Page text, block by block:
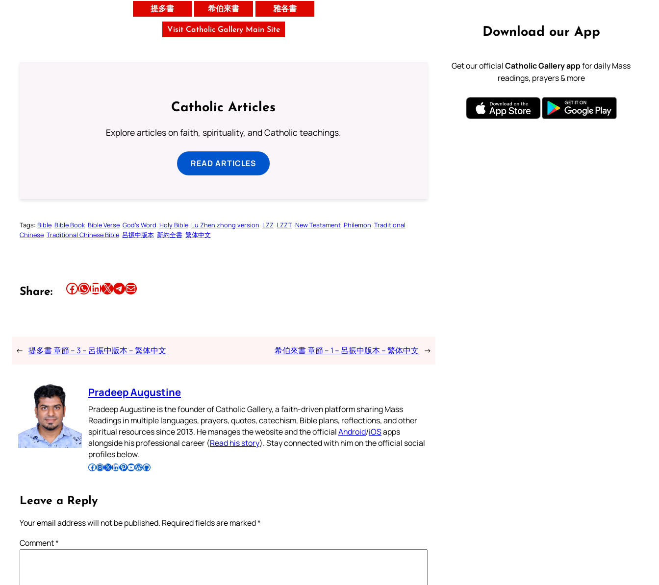
提多書 希伯來書 雅各書
Visit Catholic Gallery Main Site
Catholic Articles
Explore articles on faith, spirituality, and Catholic teachings.
READ ARTICLES
Tags: Bible Bible Book Bible Verse God’s Word Holy Bible Lu Zhen zhong version LZZ LZZT New Testament Philemon Traditional
Chinese Traditional Chinese Bible 呂振中版本 新約全書 繁体中文
Share: Share this article on Facebook Share this article on WhatsApp Share this article on LinkedIn Share this article on X Share this article on TelegramEmail this Article
← 提多書 章節 – 3 – 呂振中版本 – 繁体中文 希伯來書 章節 – 1 – 呂振中版本 – 繁体中文 →
Pradeep Augustine
Pradeep Augustine is the founder of Catholic Gallery, a faith-driven platform sharing Mass
Readings in multiple languages, prayers, quotes, catechism, Bible plans, reflections, and other
spiritual resources since 2013. He manages the website and the officialAndroid/iOSapps
alongside his professional career (Read his story). Stay connected with him on the official social
profiles below.
Follow Pradeep on Facebook Follow Pradeep on InstagramFollow Pradeep on X Follow Pradeep on LinkedIn Follow Pradeep on Pinterest Subscribe to Pradeep’s Youtube Channel Follow Pradeep on WordPress Follow Pradeep on GitHub
Leave a Reply
Your email address will not be published. Required fields are marked*
Comment*
Download our App
Get our officialCatholic Gallery appfor daily Mass
readings, prayers & more